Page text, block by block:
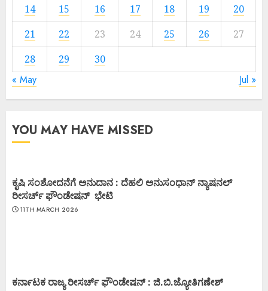
14
15 16 17 18 19
20
21
22 23 24 25 26
27
28
29 30
« May Jul »
YOU MAY HAVE MISSED
ಕೃಷಿ ಸಂಶೋದನೆಗೆ ಅನುದಾನ : ದೆಹಲಿ ಅನುಸಂಧಾನ್ ನ್ಯಾಷನಲ್
ರೀಸರ್ಚ್ ಫೌಂಡೇಷನ್ ಭೇಟಿ
11TH MARCH 2026
ಕರ್ನಾಟಕ ರಾಜ್ಯ ರೀಸರ್ಚ್ ಫೌಂಡೇಷನ್ : ಜಿ.ಬಿ.ಜ್ಯೋತಿಗಣೇಶ್